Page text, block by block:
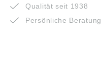
Qualität seit 1938
Persönliche Beratung